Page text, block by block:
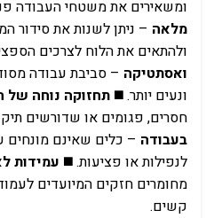
ומשאירים את משטחי העבודה
מלאה – ניתן לשנות את סידור
ולהתאים את הלוח לצרכים
ואסתטיקה – סביבת עבודה
ונעים יותר.◼️ תחזוקה נוחה של
חסרים, פגומים או שדורשים
בעבודה – כלים שאינם מונחים
לנפילות או פציעות.◼️ עמידות
מחומרים חזקים המיועדים
קשים.